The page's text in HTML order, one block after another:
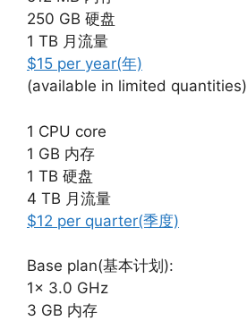
250 GB 硬盘
1 TB 月流量
$15 per year(年)
(available in limited quantities)
1 CPU core
1 GB 内存
1 TB 硬盘
4 TB 月流量
$12 per quarter(季度)
Base plan(基本计划):
1x 3.0 GHz
3 GB 内存